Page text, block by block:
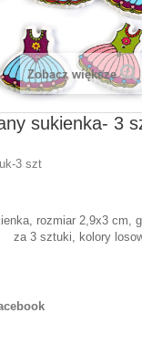
Zobacz większe
sukienka- 3
3 szt
rozmiar 2,9x3 cm,
za 3 sztuki, kolory